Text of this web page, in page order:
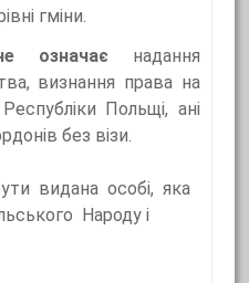
гміни.
означає надання
визнання права на
Польщі, ані
без візи.
видана особі, яка
Народу і